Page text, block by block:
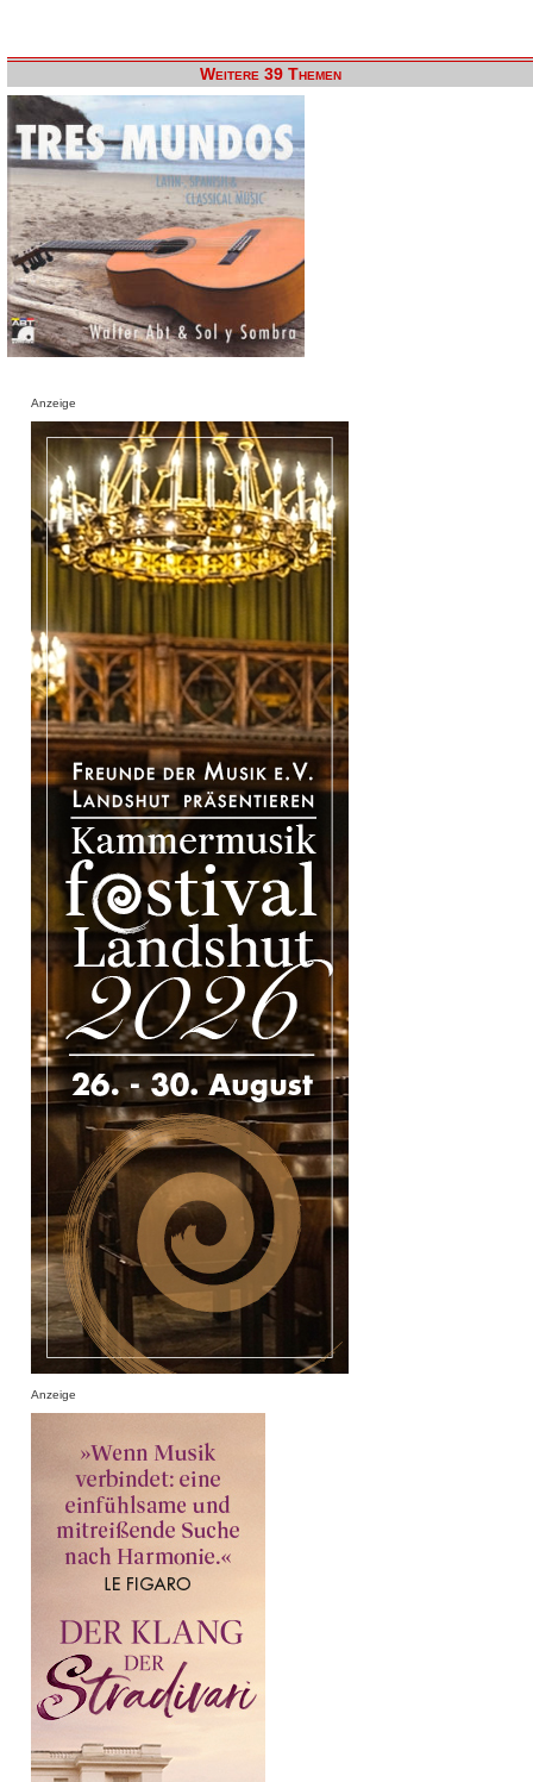
Weitere 39 Themen
Anzeige
Anzeige